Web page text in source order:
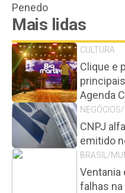
Penedo
Mais lidas
CULTURA
Clique e
Agenda
CNPJ
emitido
BRASIL/
Ventania
falhas